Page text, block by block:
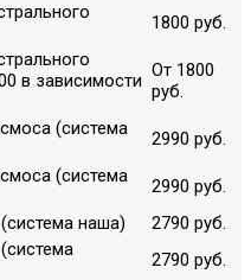
1800 руб.
в зависимости От 1800
руб.
(система
2990 руб.
(система
2990 руб.
наша)
2790 руб.
2790 руб.